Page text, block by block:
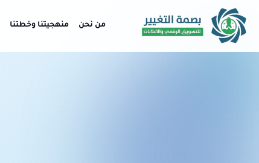
من نحن منهجيتنا وخطتنا